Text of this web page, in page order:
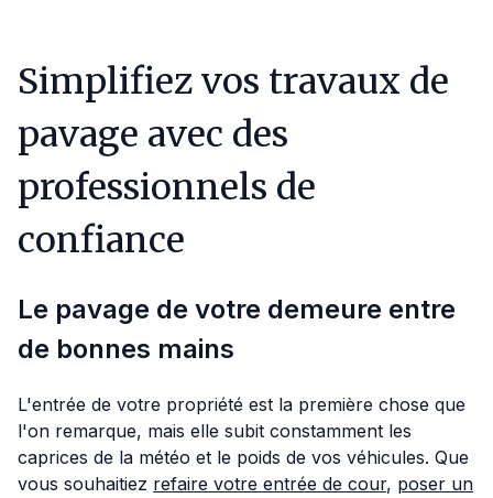
Simplifiez vos travaux de
pavage avec des
professionnels de
confiance
Le pavage de votre demeure entre
de bonnes mains
L'entrée de votre propriété est la première chose que
l'on remarque, mais elle subit constamment les
caprices de la météo et le poids de vos véhicules. Que
vous souhaitiez refaire votre entrée de cour, poser un